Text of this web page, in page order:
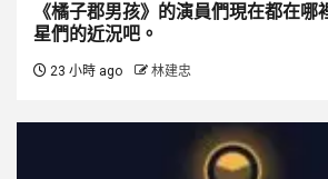
《橘子郡男孩》的演員們現在都在哪
星們的近況吧。
23 小時 ago 林建忠